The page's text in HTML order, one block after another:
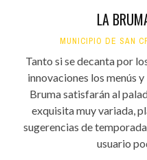
LA
MUNICIPIO DE SAN
Tanto si se decanta por
innovaciones los menús
Bruma satisfarán al
exquisita muy variada,
sugerencias de
usuario